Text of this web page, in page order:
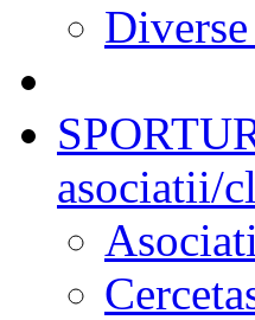
asociatii/